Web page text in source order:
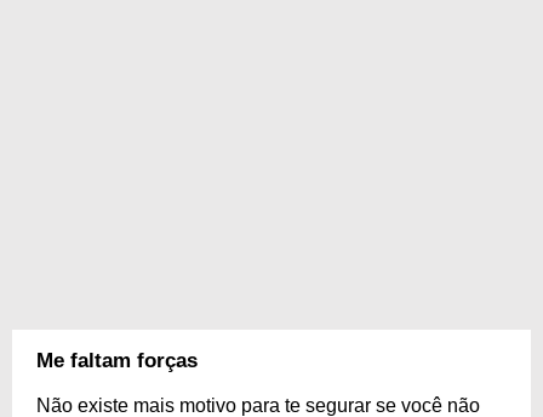
Me faltam forças
Não existe mais motivo para te segurar se você não